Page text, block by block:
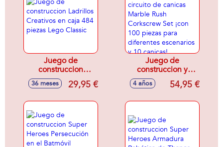
Juego de
construccion
Ladrillos Creativos
en caja 484 piezas
36 meses 29,95 €
Juego de
construccion y
circuito de canicas
Marble Rush
escenarios y 10
canicas! 41x66x50
cm
4 años 54,95 €